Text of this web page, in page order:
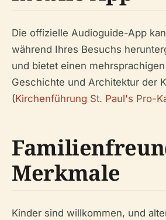
Die offizielle Audioguide-App
während Ihres Besuchs
und bietet einen
Geschichte und Architektur der
(Kirchenführung St. Paul's Pro-
Merkmale
Kinder sind willkommen, und